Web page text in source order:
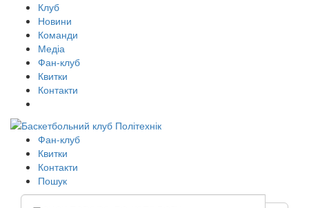
Клуб
Новини
Команди
Медіа
Фан-клуб
Квитки
Контакти
Фан-клуб
Квитки
Контакти
Пошук